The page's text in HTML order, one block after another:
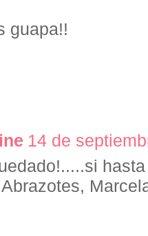
guapa!!
14 de